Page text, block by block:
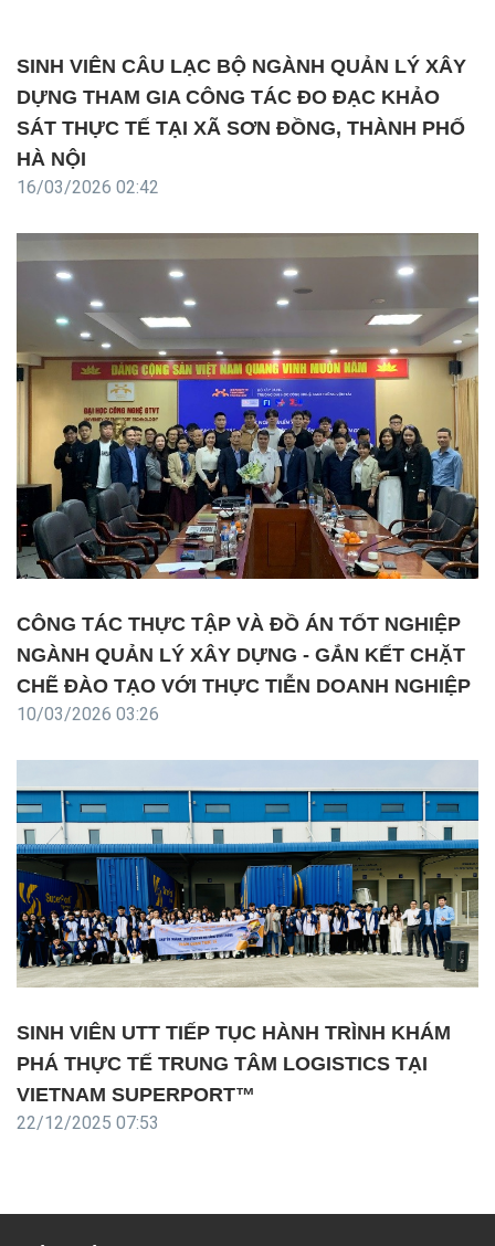
SINH VIÊN CÂU LẠC BỘ NGÀNH QUẢN LÝ XÂY
DỰNG THAM GIA CÔNG TÁC ĐO ĐẠC KHẢO
SÁT THỰC TẾ TẠI XÃ SƠN ĐỒNG, THÀNH PHỐ
HÀ NỘI
16/03/2026 02:42
CÔNG TÁC THỰC TẬP VÀ ĐỒ ÁN TỐT NGHIỆP
NGÀNH QUẢN LÝ XÂY DỰNG - GẮN KẾT CHẶT
CHẼ ĐÀO TẠO VỚI THỰC TIỄN DOANH NGHIỆP
10/03/2026 03:26
SINH VIÊN UTT TIẾP TỤC HÀNH TRÌNH KHÁM
PHÁ THỰC TẾ TRUNG TÂM LOGISTICS TẠI
VIETNAM SUPERPORT™
22/12/2025 07:53